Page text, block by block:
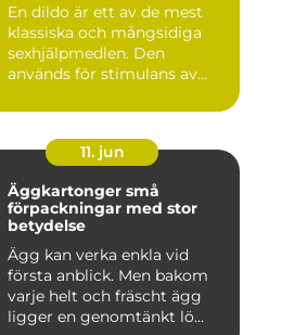
En dildo är ett av de mest
klassiska och mångsidiga
sexhjälpmedlen. Den
används för stimulans av
11. jun
Äggkartonger små
förpackningar med stor
betydelse
Ägg kan verka enkla vid
första anblick. Men bakom
varje helt och fräscht ägg
ligger en genomtänkt lö...